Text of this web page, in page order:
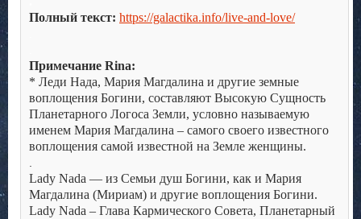
Полный текст: https://galactika.info/live-and-love/
Примечание Rina:
* Леди Нада, Мария Магдалина и другие земные
воплощения Богини, составляют Высокую Сущность
Планетарного Логоса Земли, условно называемую
именем Мария Магдалина – самого своего известного
воплощения самой известной на Земле женщины.
Lady Nada — из Семьи душ Богини, как и Мария
Магдалина (Мириам) и другие воплощения Богини.
Lady Nada – Глава Кармического Совета, Планетарный